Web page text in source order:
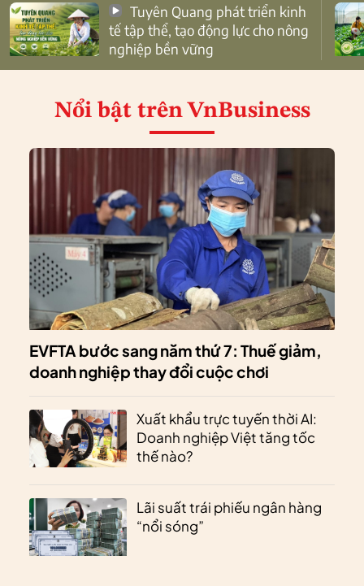
tế tập thể, tạo động lực cho nông
nghiệp bền vững
Nổi bật trên VnBusiness
EVFTA bước sang năm thứ 7: Thuế giảm,
doanh nghiệp thay đổi cuộc chơi
Xuất khẩu trực tuyến thời AI:
Doanh nghiệp Việt tăng tốc
thế nào?
Lãi suất trái phiếu ngân hàng
“nổi sóng”